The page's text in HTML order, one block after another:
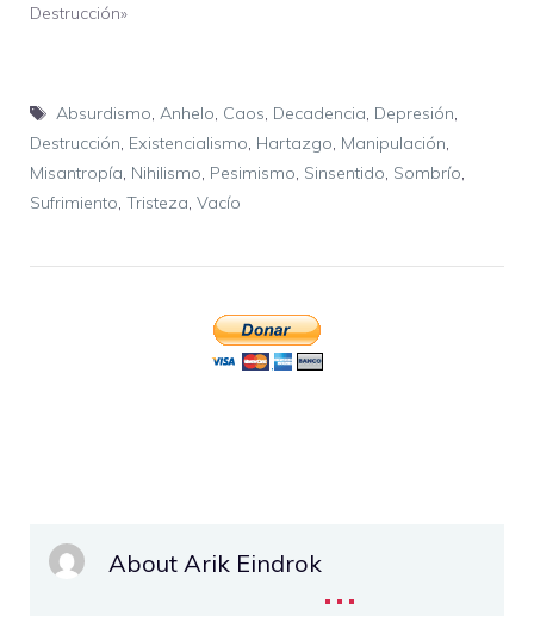
Destrucción»
Etiquetas
Absurdismo, Anhelo, Caos, Decadencia, Depresión,
Destrucción, Existencialismo, Hartazgo, Manipulación,
Misantropía, Nihilismo, Pesimismo, Sinsentido, Sombrío,
Sufrimiento, Tristeza, Vacío
About Arik Eindrok...